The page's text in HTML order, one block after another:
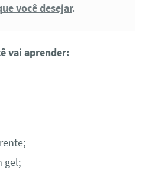
você desejar.
vai aprender:
gel;